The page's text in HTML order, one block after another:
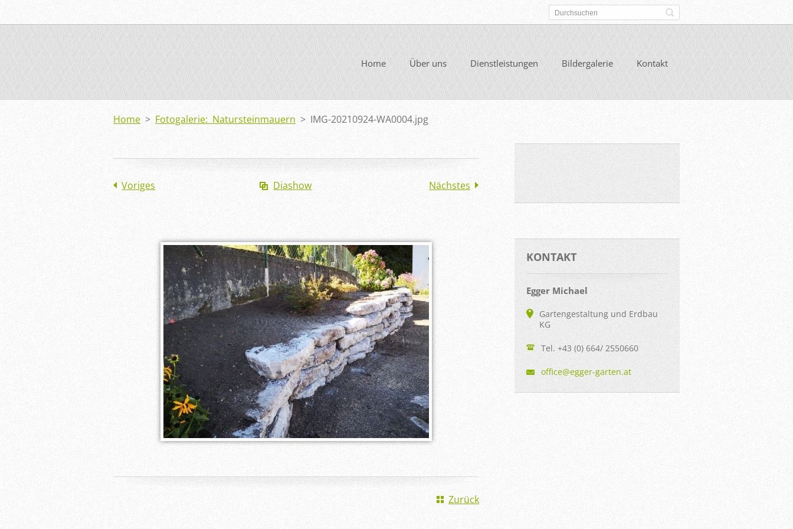
Home Über uns Dienstleistungen Bildergalerie Kontakt
Home > Fotogalerie: Natursteinmauern > IMG-20210924-WA0004.jpg
Voriges Diashow Nächstes
Zurück
KONTAKT
Egger Michael
Gartengestaltung und Erdbau
KG
Tel. +43 (0) 664/ 2550660
office@egger-garten.at